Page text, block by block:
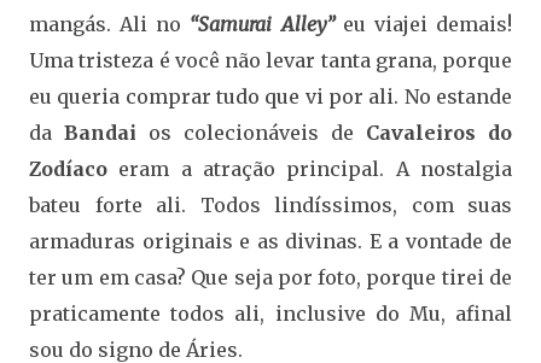
mangás. Ali no “Samurai Alley”eu viajei demais!
Uma tristeza é você não levar tanta grana, porque
eu queria comprar tudo que vi por ali. No estande
da Bandai os colecionáveis de Cavaleiros do
Zodíaco eram a atração principal. A nostalgia
bateu forte ali. Todos lindíssimos, com suas
armaduras originais e as divinas. E a vontade de
ter um em casa? Que seja por foto, porque tirei de
praticamente todos ali, inclusive do Mu, afinal
sou do signo de Áries.